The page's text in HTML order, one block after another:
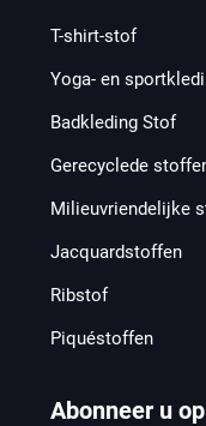
T-shirt-stof
Yoga- en
Badkleding Stof
Gerecyclede
Milieuvriendelijke
Jacquardstoffen
Ribstof
Piquéstoffen
Abonneer u